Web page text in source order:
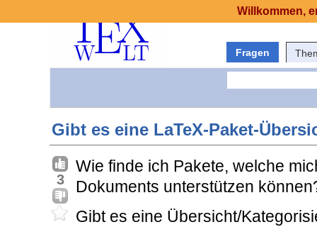
Fragen
Gibt es eine LaTeX-Paket-
3
Wie finde ich Pakete, welche
Dokuments unterstützen
Gibt es eine Übersicht/
Willkommen,